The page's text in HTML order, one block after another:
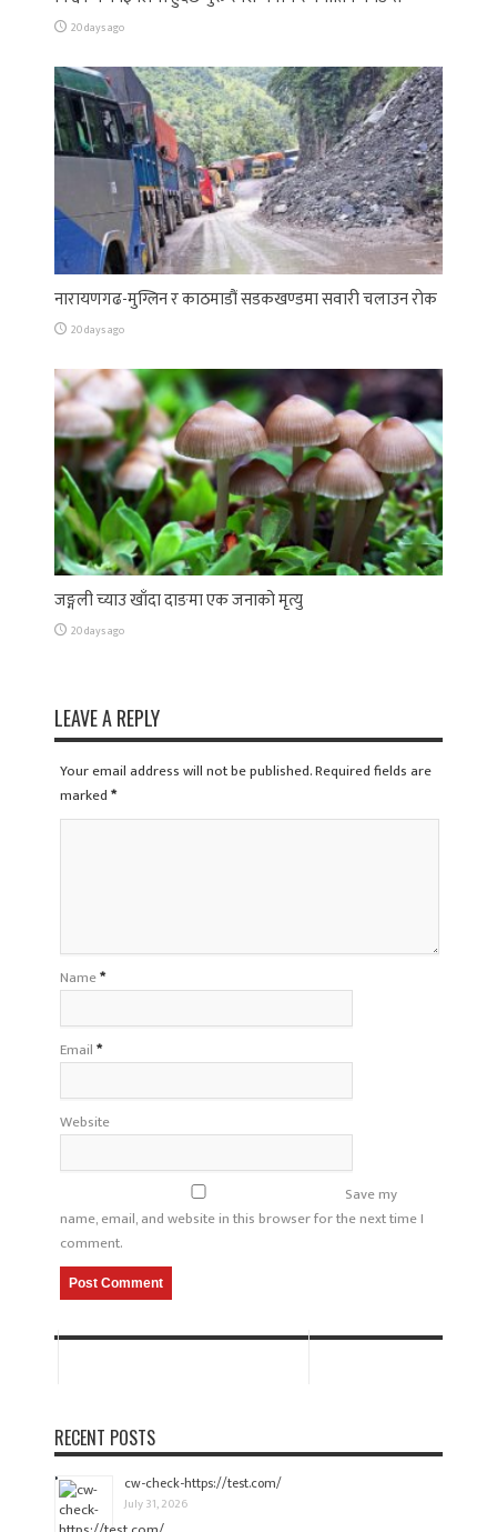
20 days ago
नारायणगढ-मुग्लिन र काठमाडौं सडकखण्डमा सवारी चलाउन रोक
20 days ago
जङ्गली च्याउ खाँदा दाङमा एक जनाको मृत्यु
20 days ago
LEAVE A REPLY
Your email address will not be published. Required fields are
marked*
Name*
Email*
Website
Save my
name, email, and website in this browser for the next time I
comment.
RECENT POSTS
cw-check-https://test.com/
July 31, 2026